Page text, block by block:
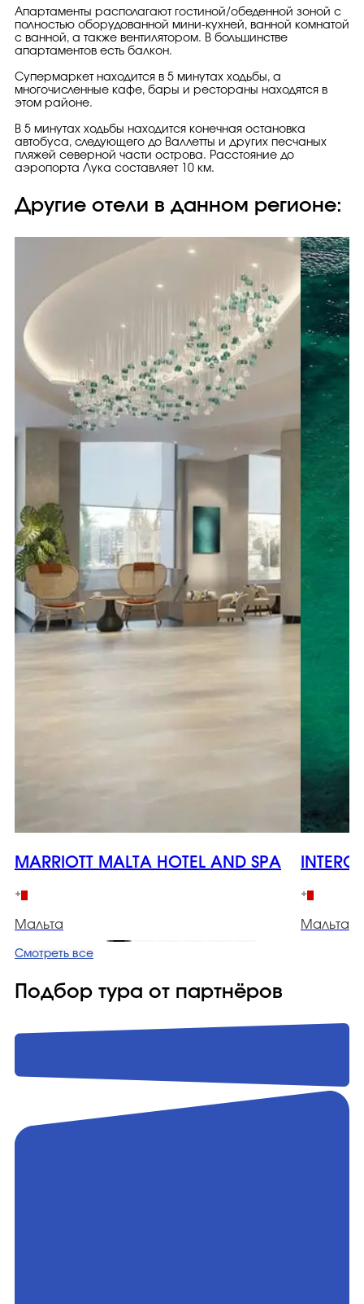
Апартаменты располагают гостиной/обеденной зоной с
полностью оборудованной мини-кухней, ванной комнатой
с ванной, а также вентилятором. В большинстве
апартаментов есть балкон.
Супермаркет находится в 5 минутах ходьбы, а
многочисленные кафе, бары и рестораны находятся в
этом районе.
В 5 минутах ходьбы находится конечная остановка
автобуса, следующего до Валлетты и других песчаных
пляжей северной части острова. Расстояние до
аэропорта Лука составляет 10 км.
Другие отели в данном регионе:
MARRIOTT MALTA HOTEL AND SPA
Мальта Мальта
Смотреть все
Подбор тура от партнёров